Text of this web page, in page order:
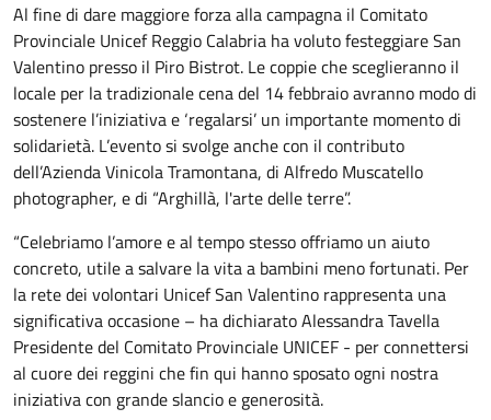
Al fine di dare maggiore forza alla campagna il Comitato
Provinciale Unicef Reggio Calabria ha voluto festeggiare San
Valentino presso il Piro Bistrot. Le coppie che sceglieranno il
locale per la tradizionale cena del 14 febbraio avranno modo di
sostenere l’iniziativa e ‘regalarsi’ un importante momento di
solidarietà. L’evento si svolge anche con il contributo
dell’Azienda Vinicola Tramontana, di Alfredo Muscatello
photographer, e di “Arghillà, l'arte delle terre”.
“Celebriamo l’amore e al tempo stesso offriamo un aiuto
concreto, utile a salvare la vita a bambini meno fortunati. Per
la rete dei volontari Unicef San Valentino rappresenta una
significativa occasione – ha dichiarato Alessandra Tavella
Presidente del Comitato Provinciale UNICEF - per connettersi
al cuore dei reggini che fin qui hanno sposato ogni nostra
iniziativa con grande slancio e generosità.